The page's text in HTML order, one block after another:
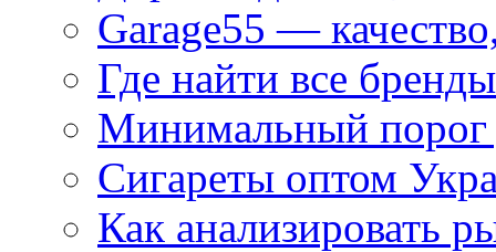
Garage55 —
Где найти все
Минимальный порог
Сигареты оптом
Как анализировать